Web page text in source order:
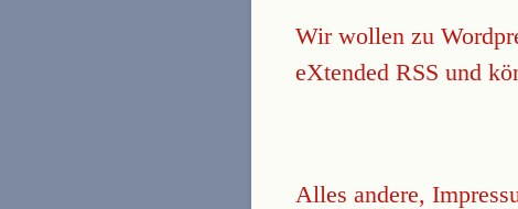
Wir wollen zu
eXtended RSS und
Alles andere,